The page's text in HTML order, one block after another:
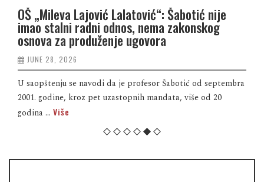
OŠ „Mileva Lajović Lalatović“: Šabotić nije
imao stalni radni odnos, nema zakonskog
osnova za produženje ugovora
JUNE 28, 2026
U saopštenju se navodi da je profesor Šabotić od septembra
2001. godine, kroz pet uzastopnih mandata, više od 20
godina ... Više